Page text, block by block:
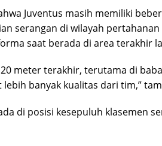
Juventus masih memiliki
serangan di wilayah pertahanan
saat berada di area terakhir
meter terakhir, terutama di
banyak kualitas dari tim,”
di posisi kesepuluh klasemen